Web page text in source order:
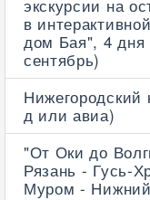
экскурсии на
в
дом Бая", 4
сентябрь)
Нижегородский
д или авиа)
"От Оки до
Рязань - Гусь-
Муром - Нижний